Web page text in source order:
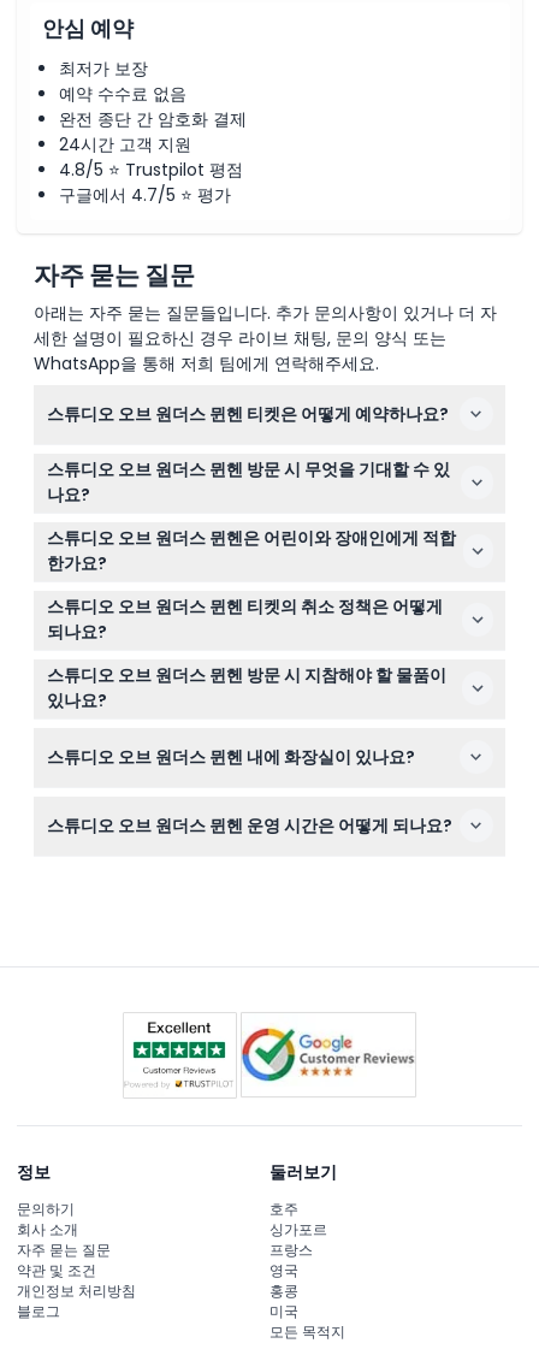
안심 예약
최저가 보장
예약 수수료 없음
완전 종단 간 암호화 결제
24시간 고객 지원
4.8/5 ⭐ Trustpilot 평점
구글에서 4.7/5 ⭐ 평가
자주 묻는 질문
아래는 자주 묻는 질문들입니다. 추가 문의사항이 있거나 더 자
세한 설명이 필요하신 경우 라이브 채팅, 문의 양식 또는
WhatsApp을 통해 저희 팀에게 연락해주세요.
스튜디오 오브 원더스 뮌헨 티켓은 어떻게 예약하나요?
이 웹사이트에서 바로 온라인으로 쉽게 티켓을 예약할 수
있습니다. 예약 과정 중 원하는 날짜와 시간을 선택하여 자
리를 확보하세요.
스튜디오 오브 원더스 뮌헨 방문 시 무엇을 기대할 수 있
나요?
90분 동안 거꾸로 된 방, 분홍색 볼 풀, 다채로운 엔들리스
댄스 플로어 등 20개 이상의 몰입형 사진 세트를 탐험하며
재미있는 경험을 기대하세요. 멋진 사진과 창의력을 발휘할
수 있습니다.
스튜디오 오브 원더스 뮌헨은 어린이와 장애인에게 적합
한가요?
네, 모든 연령대 방문객을 환영하며, 14세 미만 어린이는 반
드시 성인 동반이 필요합니다. 엘리베이터가 있으며 대부분
의 설치물이 무장애로 접근 가능합니다.
스튜디오 오브 원더스 뮌헨 티켓의 취소 정책은 어떻게
되나요?
티켓은 환불 불가하며 취소할 수 없으므로 예약 시 날짜와
시간을 신중하게 선택하세요.
스튜디오 오브 원더스 뮌헨 방문 시 지참해야 할 물품이
있나요?
참하세요. 편안한 복장이 권장되며, 방문을 위한 특별 장비
스튜디오 오브 원더스 뮌헨 내에 화장실이 있나요?
공용 화장실이 있습니다.
스튜디오 오브 원더스 뮌헨 운영 시간은 어떻게 되나요?
정보
문의하기
회사 소개
자주 묻는 질문
약관 및 조건
개인정보 처리방침
블로그
둘러보기
호주
싱가포르
프랑스
영국
홍콩
미국
모든 목적지